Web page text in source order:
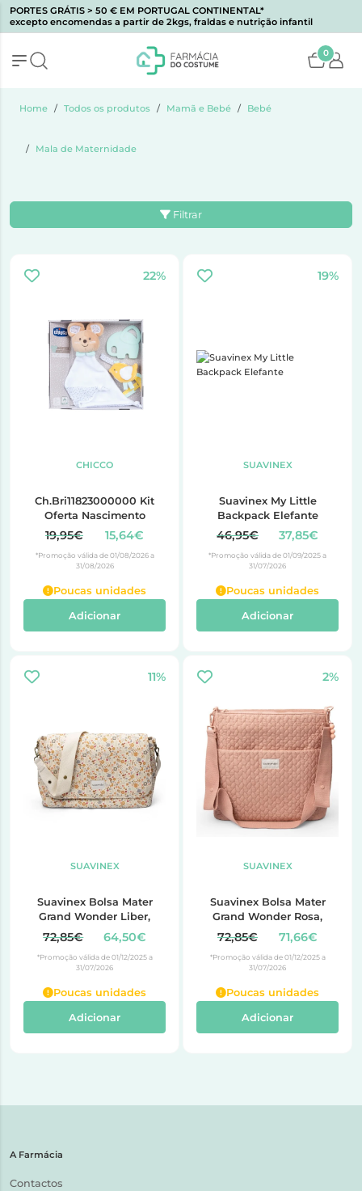
PORTES GRÁTIS > 50 € EM PORTUGAL CONTINENTAL*
excepto encomendas a partir de 2kgs, fraldas e nutrição infantil
0
Home Todos os produtos Mamã e Bebé Bebé
Mala de Maternidade
Filtrar
22%
CHICCO
Ch.Bri11823000000 Kit
Oferta Nascimento
19,95€ 15,64€
*Promoção válida de 01/08/2026 a
31/08/2026
Poucas unidades
Adicionar
19%
SUAVINEX
Suavinex My Little
Backpack Elefante
46,95€ 37,85€
*Promoção válida de 01/09/2025 a
31/07/2026
Poucas unidades
Adicionar
11%
SUAVINEX
Suavinex Bolsa Mater
Grand Wonder Liber,
72,85€ 64,50€
*Promoção válida de 01/12/2025 a
31/07/2026
Poucas unidades
Adicionar
2%
SUAVINEX
Suavinex Bolsa Mater
Grand Wonder Rosa,
72,85€ 71,66€
*Promoção válida de 01/12/2025 a
31/07/2026
Poucas unidades
Adicionar
A Farmácia
Contactos